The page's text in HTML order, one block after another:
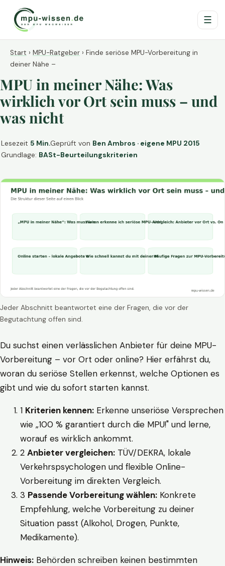
☰
Start › MPU-Ratgeber › Finde seriöse MPU-Vorbereitung in
deiner Nähe –
MPU in meiner Nähe: Was
wirklich vor Ort sein muss – und
was nicht
Lesezeit 5 Min.Geprüft von Ben Ambros · eigene MPU 2015
Grundlage: BASt-Beurteilungskriterien
Jeder Abschnitt beantwortet eine der Fragen, die vor der
Begutachtung offen sind.
Du suchst einen verlässlichen Anbieter für deine MPU-
Vorbereitung – vor Ort oder online? Hier erfährst du,
woran du seriöse Stellen erkennst, welche Optionen es
gibt und wie du sofort starten kannst.
1 Kriterien kennen: Erkenne unseriöse Versprechen
wie „100 % garantiert durch die MPU!" und lerne,
worauf es wirklich ankommt.
2 Anbieter vergleichen: TÜV/DEKRA, lokale
Verkehrspsychologen und flexible Online-
Vorbereitung im direkten Vergleich.
3 Passende Vorbereitung wählen: Konkrete
Empfehlung, welche Vorbereitung zu deiner
Situation passt (Alkohol, Drogen, Punkte,
Medikamente).
Hinweis: Behörden schreiben keinen bestimmten